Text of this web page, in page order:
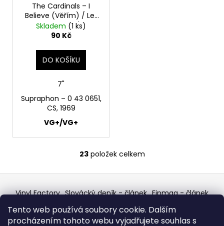
Tento web používá soubory cookie. Dalším
procházením tohoto webu vyjadřujete souhlas s
The Cardinals – I
Believe (Věřím) / Let
There Be Love (Ať Je
Tu Láska) 7"
Skladem (1 ks)
90 Kč
DO KOŠÍKU
7"
Supraphon – 0 43 0651,
CS, 1969
VG+/VG+
O
á
a
23položek celkem
Z
á Vinyl Factory Slovácký deník - článek Finmag - článek
Discogs Profile Facebook výběr z hroznů
Top prodejce mincí Aukro